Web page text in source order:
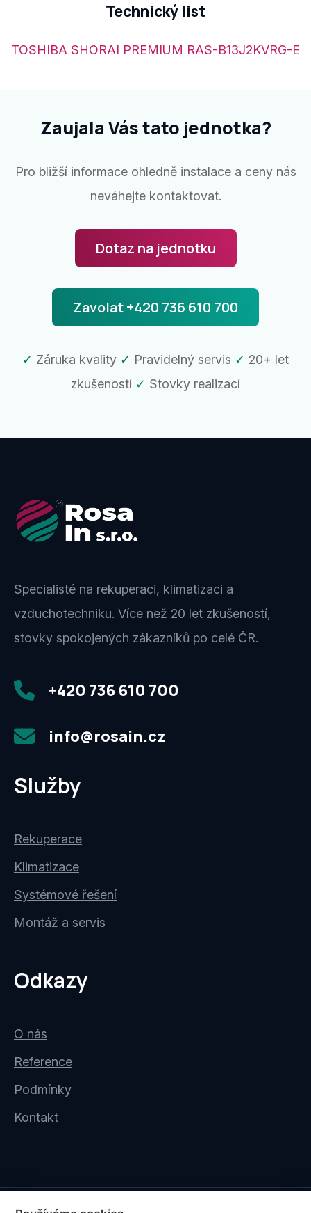
Technický list
TOSHIBA SHORAI PREMIUM RAS-B13J2KVRG-E
Zaujala Vás tato jednotka?
Pro bližší informace ohledně instalace a ceny nás
neváhejte kontaktovat.
Dotaz na jednotku
Zavolat +420 736 610 700
✓ Záruka kvality ✓ Pravidelný servis ✓ 20+ let
zkušeností ✓ Stovky realizací
Specialisté na rekuperaci, klimatizaci a
vzduchotechniku. Více než 20 let zkušeností,
stovky spokojených zákazníků po celé ČR.
+420 736 610 700
info@rosain.cz
Služby
Rekuperace
Klimatizace
Systémové řešení
Montáž a servis
Odkazy
O nás
Reference
Podmínky
Kontakt